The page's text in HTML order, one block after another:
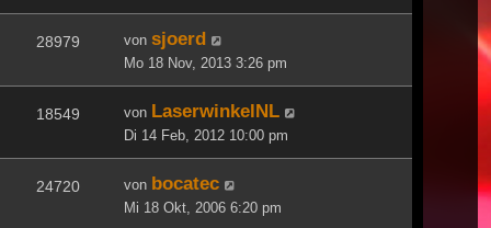
28979 von sjoerd
Mo 18 Nov, 2013 3:26 pm
18549 von LaserwinkelNL
Di 14 Feb, 2012 10:00 pm
24720 von bocatec
Mi 18 Okt, 2006 6:20 pm